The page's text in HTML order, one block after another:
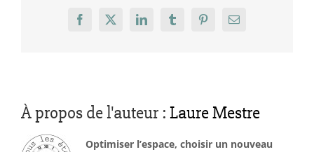
Facebook
X LinkedInTumblrPinterestEmail
À propos de l'auteur : Laure Mestre
Optimiser l’espace, choisir un nouveau